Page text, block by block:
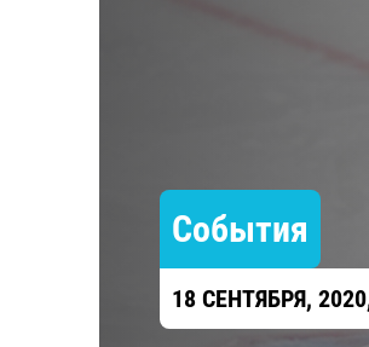
События
18 СЕНТЯБРЯ,